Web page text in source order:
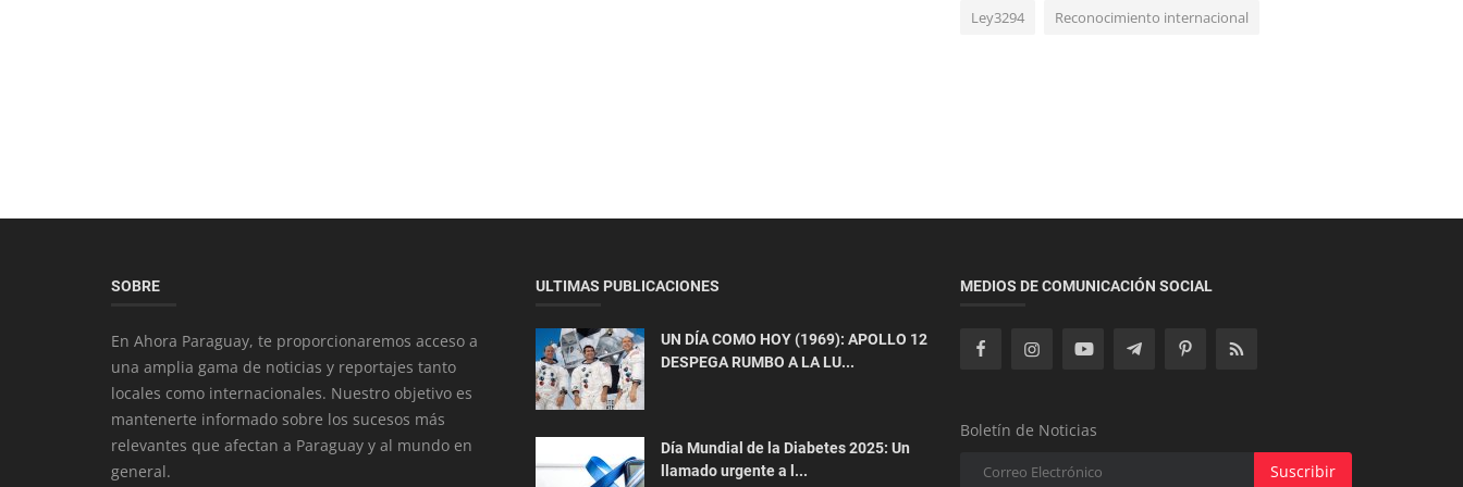
Economía
aplicaciones tecnológicas en Euro...
Ley3294 Reconocimiento internacional
SOBRE
En Ahora Paraguay, te proporcionaremos acceso a
una amplia gama de noticias y reportajes tanto
locales como internacionales. Nuestro objetivo es
mantenerte informado sobre los sucesos más
relevantes que afectan a Paraguay y al mundo en
general.
ULTIMAS PUBLICACIONES
UN DÍA COMO HOY (1969): APOLLO 12
DESPEGA RUMBO A LA LU...
Día Mundial de la Diabetes 2025: Un
llamado urgente a l...
MEDIOS DE COMUNICACIÓN SOCIAL
Boletín de Noticias
Suscribir